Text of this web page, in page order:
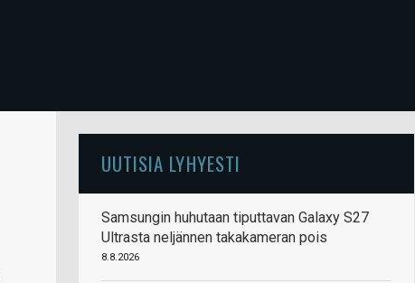
UUTISIA LYHYESTI
Samsungin huhutaan tiputtavan Galaxy S27
Ultrasta neljännen takakameran pois
8.8.2026